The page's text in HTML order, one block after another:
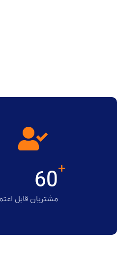
60
مشتریان قابل